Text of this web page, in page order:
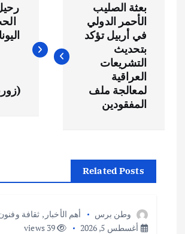
ص
بعثة الصليب
الأحمر الدولي
في أربيل تؤكد
بتحديث
التشريعات
العراقية
لمعالجة ملف
المفقودين
Related Posts
وطن برس أهم الأخبار , ثقافة
أغسطس 5, 2026
39 views